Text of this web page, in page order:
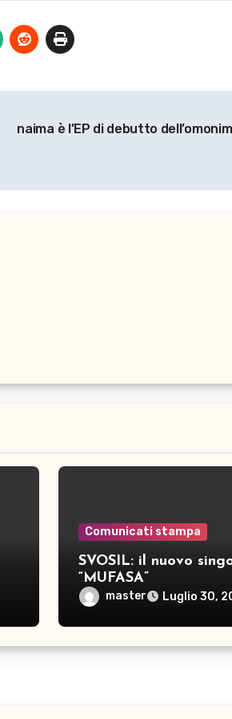
naima è l’EP di debutto
Comunicati stampa
SVOSIL: il nuovo
“MUFASA”
master Luglio 30,